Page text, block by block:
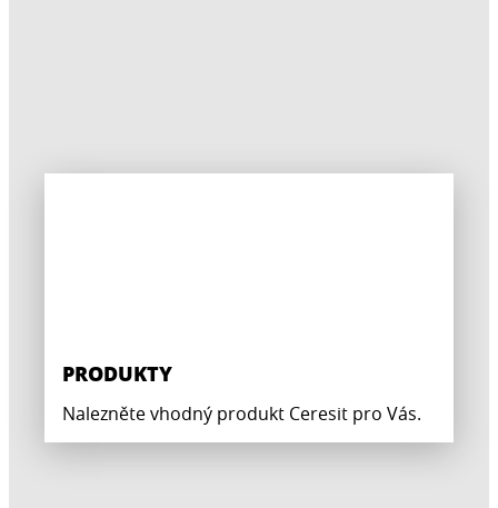
PRODUKTY
Nalezněte vhodný produkt Ceresit pro Vás.